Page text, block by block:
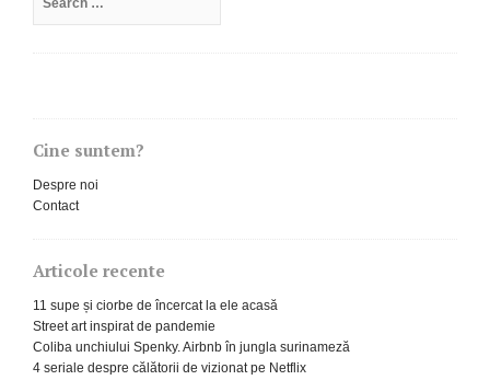
for:
Cine suntem?
Despre noi
Contact
Articole recente
11 supe și ciorbe de încercat la ele acasă
Street art inspirat de pandemie
Coliba unchiului Spenky. Airbnb în jungla surinameză
4 seriale despre călătorii de vizionat pe Netflix